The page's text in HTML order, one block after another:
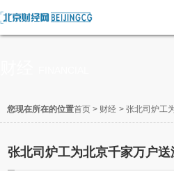
您现在所在的位置首页 > 财经 > 张北司炉工
张北司炉工为北京千家万户送